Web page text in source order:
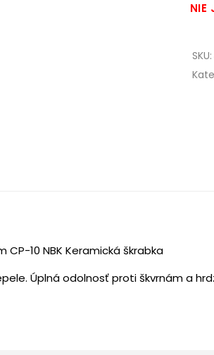
NIE
SKU:
CP-10 NBK Keramická škrabka
Úplná odolnosť proti škvrnám a